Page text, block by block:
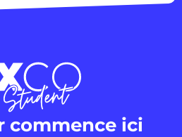
commence ici